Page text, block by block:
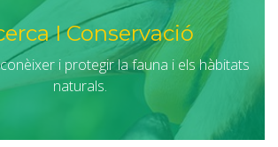
I Conservació
i protegir la fauna i els hàbitats
naturals.